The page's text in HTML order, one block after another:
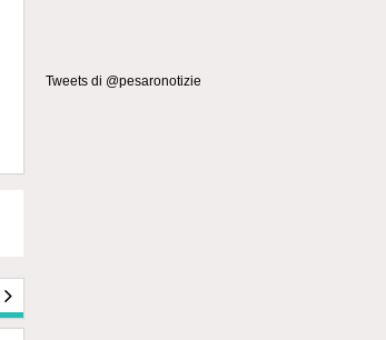
Tweets di @pesaronotizie